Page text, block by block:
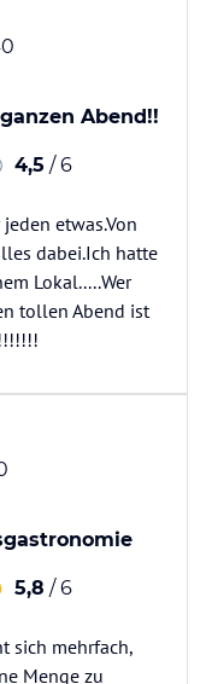
Abend!!
4,5 / 6
etwas.Von
dabei.Ich hatte
Lokal.....Wer
tollen Abend ist
5,8 / 6
sich mehrfach,
Menge zu